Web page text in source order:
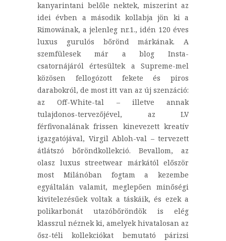
kanyarintani belőle nektek, miszerint az
idei évben a második kollabja jön ki a
Rimowának, a jelenleg nr.1., idén 120 éves
luxus gurulós bőrönd márkának. A
szemfülesek már a blog Insta-
csatornájáról értesültek a Supreme-mel
közösen fellogózott fekete és piros
darabokról, de most itt van az új szenzáció:
az Off-White-tal – illetve annak
tulajdonos-tervezőjével, az LV
férfivonalának frissen kinevezett kreatív
igazgatójával, Virgil Abloh-val – tervezett
átlátszó bőröndkollekció. Bevallom, az
olasz luxus streetwear márkától először
most Milánóban fogtam a kezembe
egyáltalán valamit, meglepően minőségi
kivitelezésűek voltak a táskáik, és ezek a
polikarbonát utazóbőröndök is elég
klasszul néznek ki, amelyek hivatalosan az
ősz-téli kollekciókat bemutató párizsi